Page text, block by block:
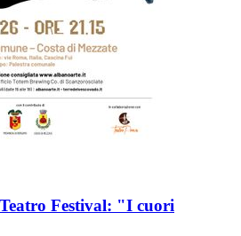
Festival: "I cuori